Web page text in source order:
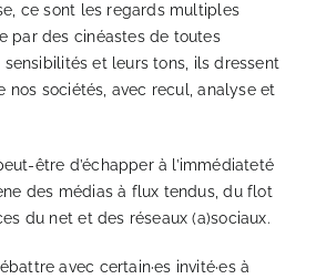
ce sont les regards multiples
par des cinéastes de toutes
et leurs tons, ils dressent
nos sociétés, avec recul, analyse et
être d’échapper à l’immédiateté
des médias à flux tendus, du flot
du net et des réseaux (a)sociaux.
avec certain·es invité·es à